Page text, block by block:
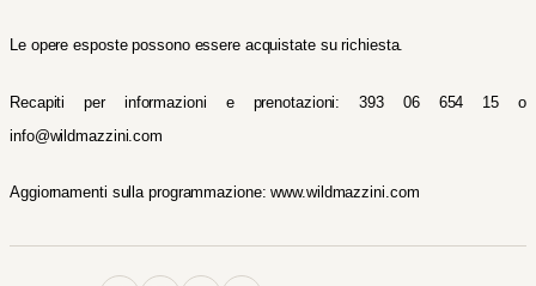
Le opere esposte possono essere acquistate su richiesta.
Recapiti per informazioni e prenotazioni: 393 06 654 15 o
info@wildmazzini.com
Aggiornamenti sulla programmazione: www.wildmazzini.com